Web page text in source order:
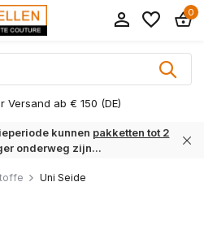
0
Versand ab € 150 (DE)
kunnen pakketten tot 2
onderweg zijn...
Uni Seide